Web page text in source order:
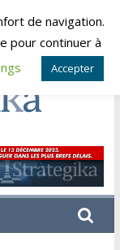
de navigation.
pour continuer à
Accepter